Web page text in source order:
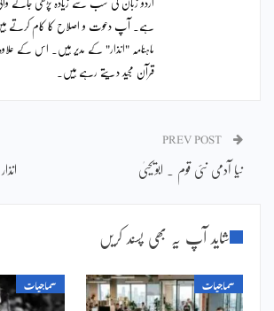
ہے۔ آپ دعوت و اصلاح کا کام کرتے
ماہنامہ "انذار" کے مدیر ہیں۔ اس کے
قرآن مجید دیتے رہے ہیں۔
نیا آدمی نئی قوم ۔ ابویحییٰ
شاید آپ یہ بھی پسند کریں
سماجیات سماجیات